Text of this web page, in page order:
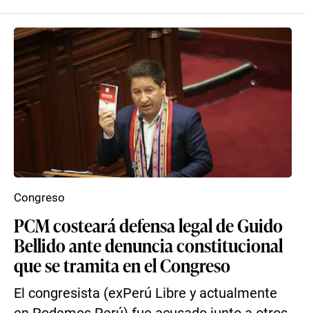
PCM costeará defensa legal de Guido
Bellido ante denuncia constitucional
que se tramita en el Congreso
El congresista (exPerú Libre y actualmente
Congreso